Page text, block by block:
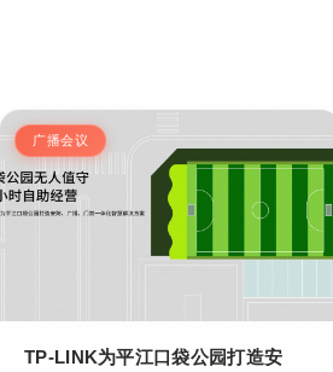
广播会议
TP-LINK为平江口袋公园打造安